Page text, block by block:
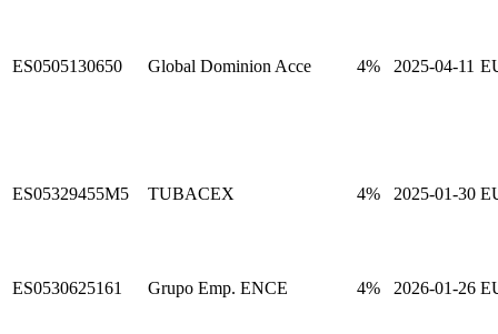
ES0505130650 Global Dominion Acce 4% 2025-04-11
ES05329455M5 TUBACEX 4% 2025-01-30
ES0530625161 Grupo Emp. ENCE 4% 2026-01-26